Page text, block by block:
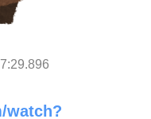
watch?